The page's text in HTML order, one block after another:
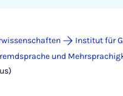
Institut für
und